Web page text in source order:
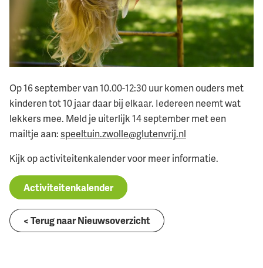
Op 16 september van 10.00-12:30 uur komen ouders met
kinderen tot 10 jaar daar bij elkaar. Iedereen neemt wat
lekkers mee. Meld je uiterlijk 14 september met een
mailtje aan:speeltuin.zwolle@glutenvrij.nl
Kijk op activiteitenkalender voor meer informatie.
Activiteitenkalender
< Terug naar Nieuwsoverzicht